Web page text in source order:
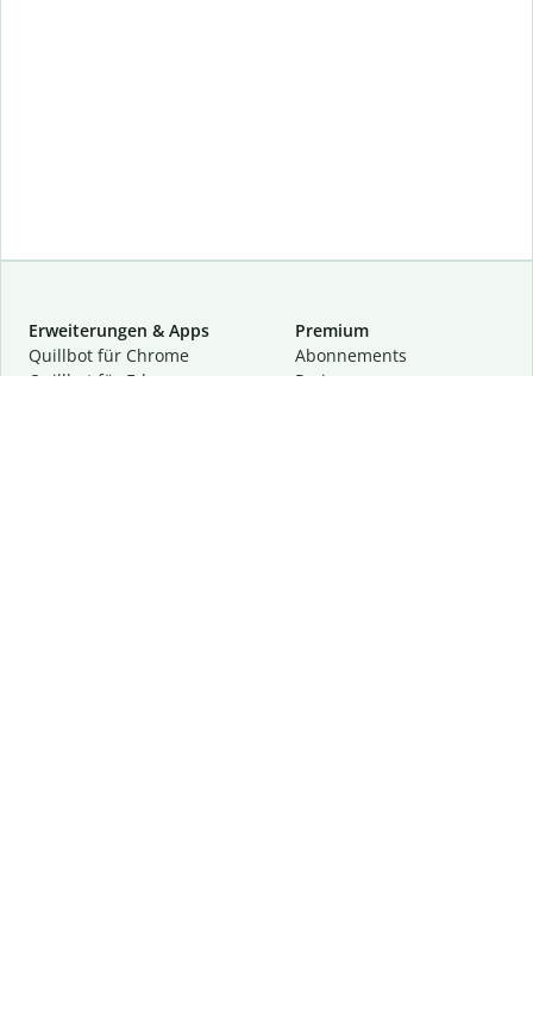
Erweiterungen & Apps
Quillbot für Chrome
Quillbot für Edge
Premium
Abon­ne­ments
Preise